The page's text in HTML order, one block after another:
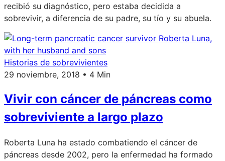
recibió su diagnóstico, pero estaba decidida a
sobrevivir, a diferencia de su padre, su tío y su abuela.
Historias de sobrevivientes
29 noviembre, 2018 • 4 Min
Vivir con cáncer de páncreas como
sobreviviente a largo plazo
Roberta Luna ha estado combatiendo el cáncer de
páncreas desde 2002, pero la enfermedad ha formado